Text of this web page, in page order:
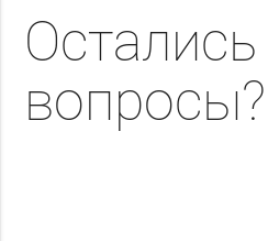
Остались
вопросы?